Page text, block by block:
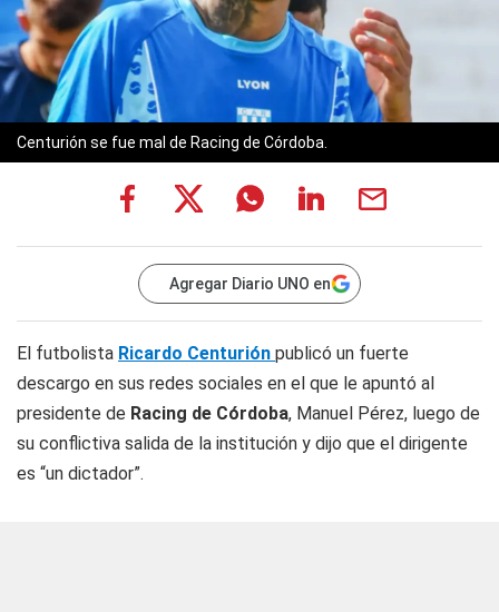
Centurión se fue mal de Racing de Córdoba.
Agregar Diario UNO en
El futbolista Ricardo Centurión publicó un fuerte
descargo en sus redes sociales en el que le apuntó al
presidente de Racing de Córdoba, Manuel Pérez, luego de
su conflictiva salida de la institución y dijo que el dirigente
es “un dictador”.